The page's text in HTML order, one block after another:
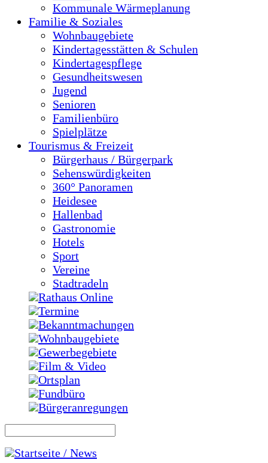
Kommunale Wärmeplanung
Familie & Soziales
Wohnbaugebiete
Kindertagesstätten & Schulen
Kindertagespflege
Gesundheitswesen
Jugend
Senioren
Familienbüro
Spielplätze
Tourismus & Freizeit
Bürgerhaus / Bürgerpark
Sehenswürdigkeiten
360° Panoramen
Heidesee
Hallenbad
Gastronomie
Hotels
Sport
Vereine
Stadtradeln
Rathaus Online
Termine
Bekanntmachungen
Wohnbaugebiete
Gewerbegebiete
Film & Video
Ortsplan
Fundbüro
Bürgeranregungen
Startseite / News